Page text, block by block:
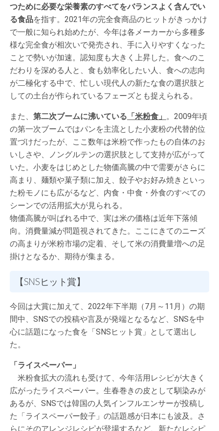
つために必要な栄養素のすべてをバランスよく含んでい
る食品を指す。2021年の完全食商品のヒットがきっかけ
で一般に知られ始めたが、今年は各メーカーから多種多
様な完全食が相次いで発売され、手に入りやすくなった
ことで勢いが加速。認知度も大きく上昇した。食へのこ
だわりを深める人と、食も効率化したい人、食への志向
が二極化する中で、忙しい現代人の新たな食の選択肢と
しての土台が作られているフェーズとも捉えられる。
また、 第二次ブームに沸いている 「米粉食」 。2009年頃
の第一次ブームではパンを主流とした小麦粉の代替的位
置づけだったが、ここ数年は米粉で作ったもの自体のお
いしさや、ノングルテンの選択肢として支持が広がって
いた。小麦をはじめとした物価高騰の中で需要がさらに
高まり、麺類や菓子類に加え、餃子やお好み焼きといっ
た粉モノにも広がるなど、内食・中食・外食のすべての
シーンでの活用拡大が見られる。
物価高騰が叫ばれる中で、実は米の価格は近年下落傾
向。消費量減が問題視されてきた。ここにきてのニーズ
の高まりが米粉市場の定着、そして米の消費量増への足
掛けとなるか、期待が集まる。
【SNSヒット賞】
今回は大賞に加えて、2022年下半期（7月～11月）の期
間中、SNSでの投稿や言及が発端となるなど、SNSを中
心に話題になった食を「SNSヒット賞」として選出し
た。
「ライスペーパー」
米粉食拡大の流れも受けて、今年活用レシピが大きく
広がったライスペーパー。生春巻きの皮として馴染みが
あるが、SNSでは韓国の人気インフルエンサーが投稿し
た「ライスペーパー餃子」の話題感が日本にも波及。さ
らにそのアレンジレシピが登場するなど、新たなレシピ